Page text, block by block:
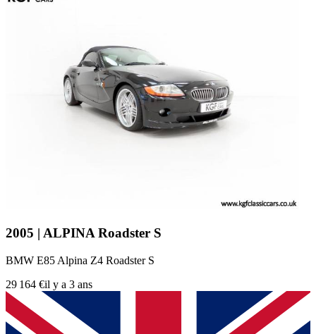
2005 | ALPINA Roadster S
BMW E85 Alpina Z4 Roadster S
29 164 €il y a 3 ans